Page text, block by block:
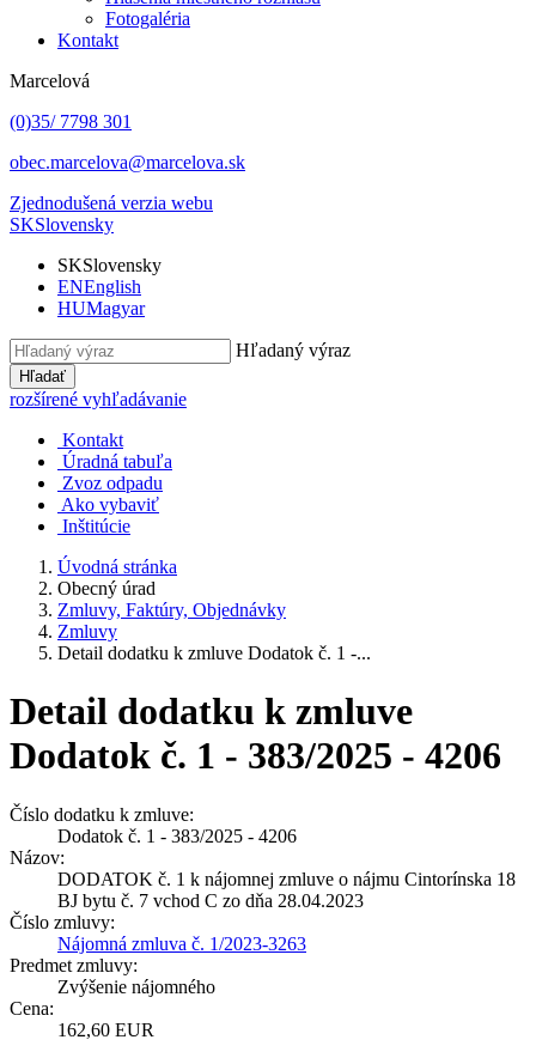
Fotogaléria
Kontakt
Marcelová
(0)35/ 7798 301
obec.marcelova@marcelova.sk
Zjednodušená verzia webu
SKSlovensky
SKSlovensky
ENEnglish
HUMagyar
Hľadaný výraz
Hľadať
rozšírené vyhľadávanie
Kontakt
Úradná tabuľa
Zvoz odpadu
Ako vybaviť
Inštitúcie
Úvodná stránka
Obecný úrad
Zmluvy, Faktúry, Objednávky
Zmluvy
Detail dodatku k zmluve Dodatok č. 1 -...
Detail dodatku k zmluve
Dodatok č. 1 - 383/2025 - 4206
Číslo dodatku k zmluve:
Dodatok č. 1 - 383/2025 - 4206
Názov:
DODATOK č. 1 k nájomnej zmluve o nájmu Cintorínska 18
BJ bytu č. 7 vchod C zo dňa 28.04.2023
Číslo zmluvy:
Nájomná zmluva č. 1/2023-3263
Predmet zmluvy:
Zvýšenie nájomného
Cena:
162,60 EUR